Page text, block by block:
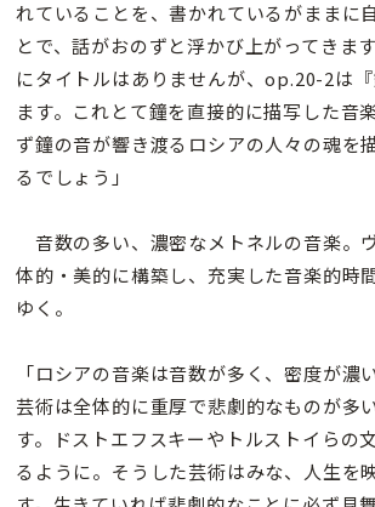
れていることを、書かれているがままに
とで、話がおのずと浮かび上がってきま
にタイトルはありませんが、op.20-2は
ます。これとて鐘を直接的に描写した音
ず鐘の音が響き渡るロシアの人々の魂を
るでしょう」
音数の多い、濃密なメトネルの音楽。
体的・美的に構築し、充実した音楽的時
ゆく。
「ロシアの音楽は音数が多く、密度が濃
芸術は全体的に重厚で悲劇的なものが多
す。ドストエフスキーやトルストイらの
るように。そうした芸術はみな、人生を